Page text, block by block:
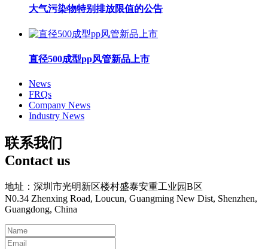
大气污染物特别排放限值的公告
直径500成型pp风管新品上市
News
FRQs
Company News
Industry News
联系我们
Contact us
地址：深圳市光明新区楼村盛泰安重工业园B区
N0.34 Zhenxing Road, Loucun, Guangming New Dist, Shenzhen,
Guangdong, China